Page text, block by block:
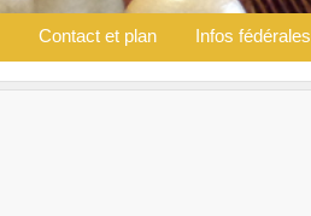
Contact et plan Infos fédérales